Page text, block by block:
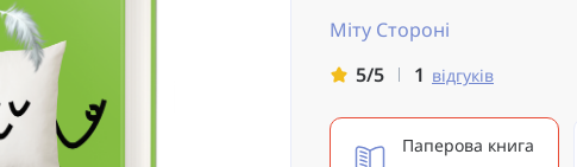
Міту Стороні
5/5
1 відгуків
Паперова книга